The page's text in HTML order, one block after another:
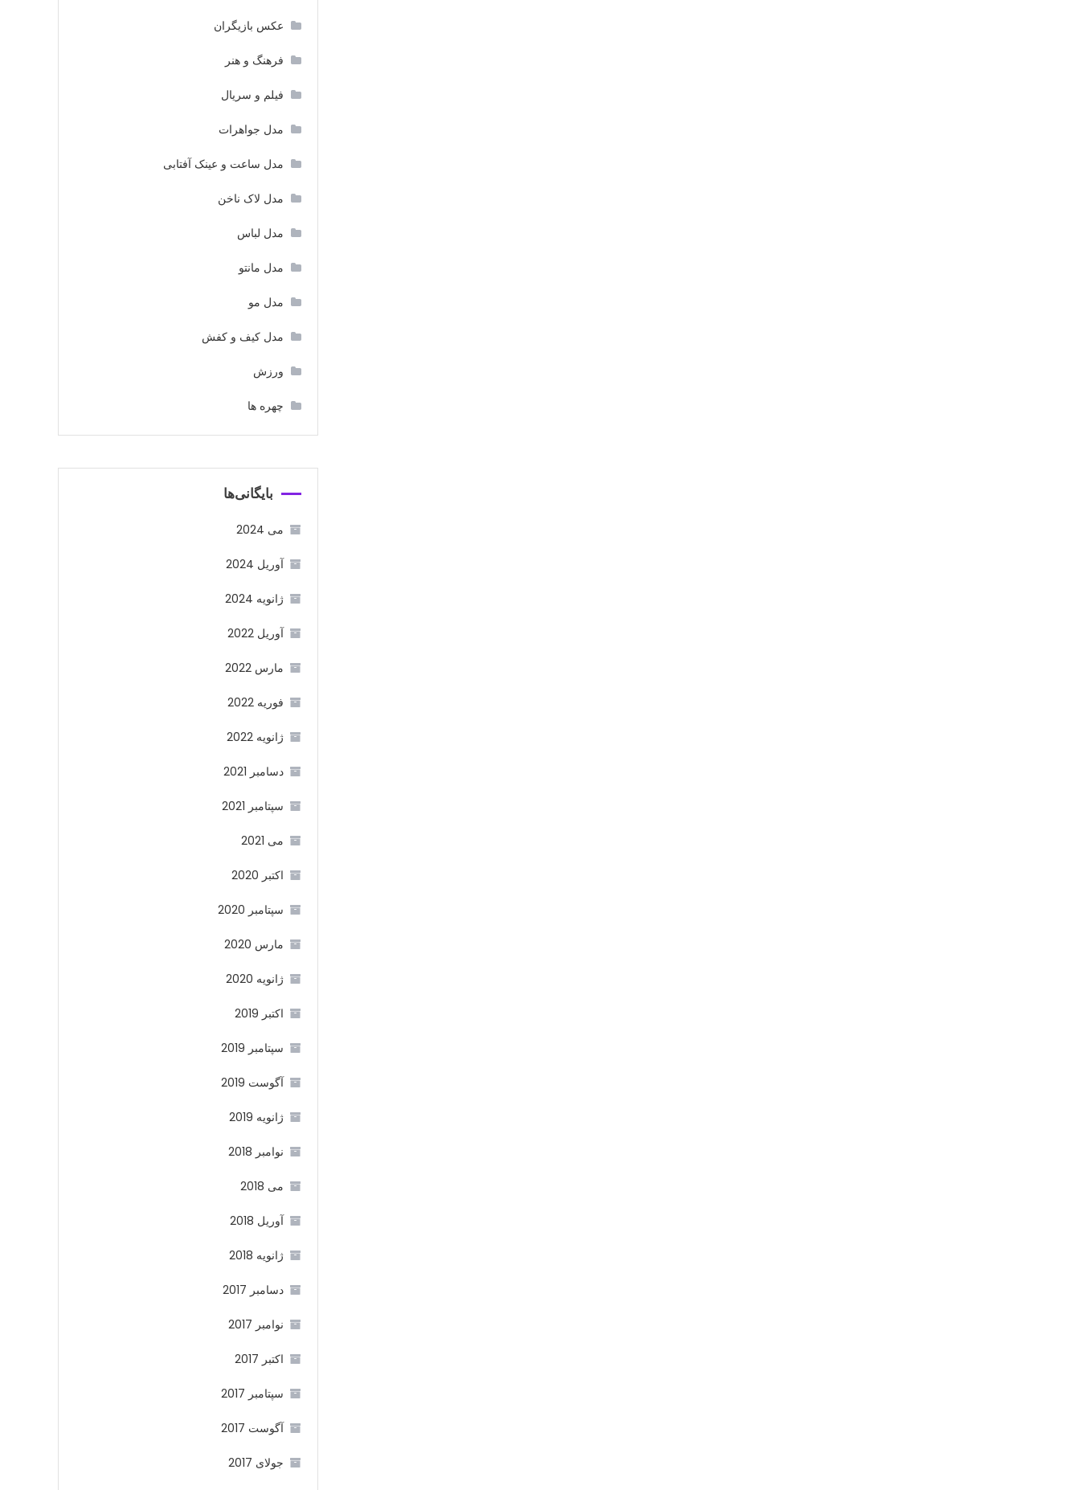
عکس بازیگران
فرهنگ و هنر
فیلم و سریال
مدل جواهرات
مدل ساعت و عینک آفتابی
مدل لاک ناخن
مدل لباس
مدل مانتو
مدل مو
مدل کیف و کفش
ورزش
چهره ها
بایگانی‌ها
می 2024
آوریل 2024
ژانویه 2024
آوریل 2022
مارس 2022
فوریه 2022
ژانویه 2022
دسامبر 2021
سپتامبر 2021
می 2021
اکتبر 2020
سپتامبر 2020
مارس 2020
ژانویه 2020
اکتبر 2019
سپتامبر 2019
آگوست 2019
ژانویه 2019
نوامبر 2018
می 2018
آوریل 2018
ژانویه 2018
دسامبر 2017
نوامبر 2017
اکتبر 2017
سپتامبر 2017
آگوست 2017
جولای 2017